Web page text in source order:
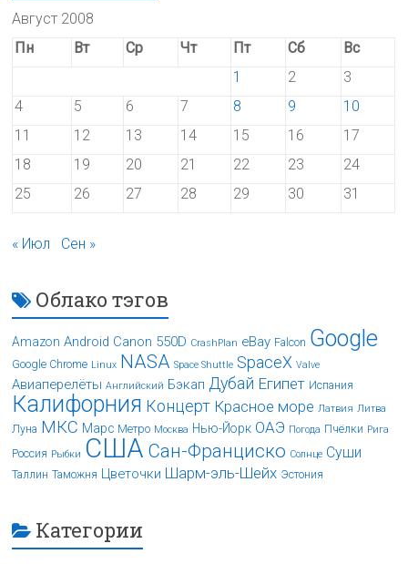
Август 2008
Пн
Вт Ср Чт Пт Сб
Вс
1
2
3
4
5 6 7 8 9
10
11
12 13 14 15 16
17
18
19 20 21 22 23
24
25
26 27 28 29 30 31
« Июл Сен »
Облако тэгов
Amazon Android Canon 550D CrashPlan eBay Falcon Google
Google Chrome Linux NASA Space Shuttle SpaceX Valve
Авиаперелёты Английский Бэкап Дубай Египет Испания
Калифорния Концерт Красное море Латвия Литва
Луна МКС Марс Метро Москва Нью-Йорк ОАЭ Погода Пчёлки Рига
Россия Рыбки США Сан-Франциско Солнце Суши
Таллин Таможня Цветочки Шарм-эль-Шейх Эстония
Категории